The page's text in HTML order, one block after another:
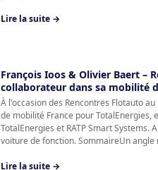
Lire la suite →
François Ioos & Olivier Baert –
collaborateur dans sa mobilité
À l'occasion des Rencontres Flotauto
de mobilité France pour TotalEnergies,
TotalEnergies et RATP Smart
voiture de fonction. SommaireUn
Lire la suite →